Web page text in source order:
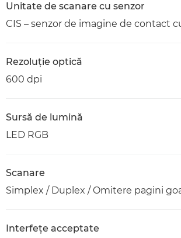
Unitate de scanare cu senzor
CIS – senzor de imagine de contact
Rezoluţie optică
600 dpi
Sursă de lumină
LED RGB
Scanare
Simplex / Duplex / Omitere pagini
Interfeţe acceptate